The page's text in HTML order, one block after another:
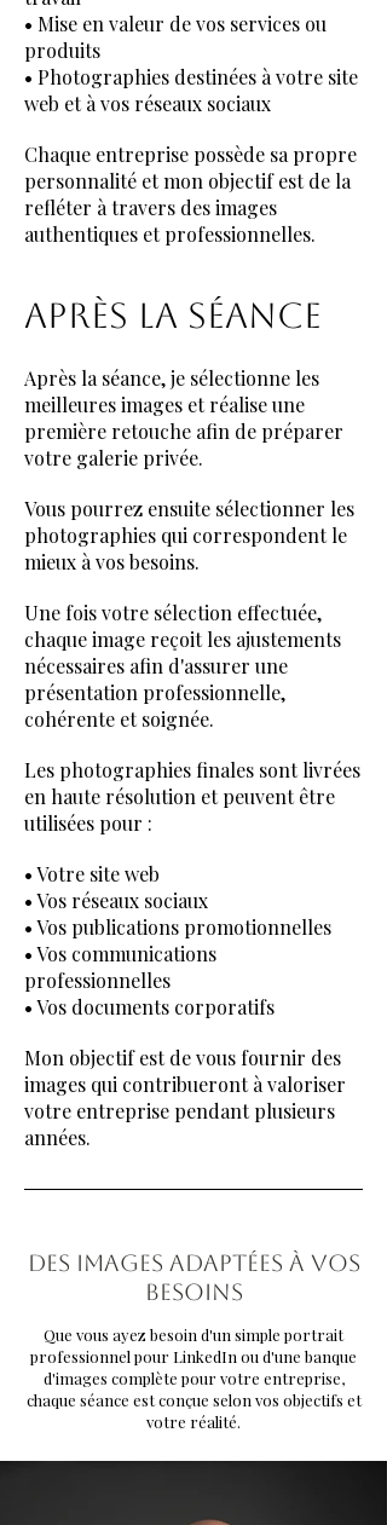
• Mise en valeur de vos services ou
produits
• Photographies destinées à votre site
web et à vos réseaux sociaux
Chaque entreprise possède sa propre
personnalité et mon objectif est de la
refléter à travers des images
authentiques et professionnelles.
APRÈS LA SÉANCE
Après la séance, je sélectionne les
meilleures images et réalise une
première retouche afin de préparer
votre galerie privée.
Vous pourrez ensuite sélectionner les
photographies qui correspondent le
mieux à vos besoins.
Une fois votre sélection effectuée,
chaque image reçoit les ajustements
nécessaires afin d'assurer une
présentation professionnelle,
cohérente et soignée.
Les photographies finales sont livrées
en haute résolution et peuvent être
utilisées pour :
• Votre site web
• Vos réseaux sociaux
• Vos publications promotionnelles
• Vos communications
professionnelles
• Vos documents corporatifs
Mon objectif est de vous fournir des
images qui contribueront à valoriser
votre entreprise pendant plusieurs
années.
Des images adaptées à vos
besoins
Que vous ayez besoin d'un simple portrait
professionnel pour LinkedIn ou d'une banque
d'images complète pour votre entreprise,
chaque séance est conçue selon vos objectifs et
votre réalité.